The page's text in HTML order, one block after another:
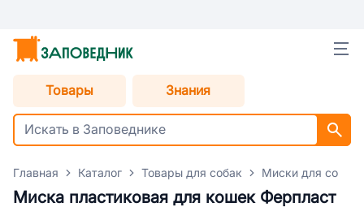
Товары Знания
Главная Каталог Товары для собак Миски для собак
Миска пластиковая для кошек Ферпласт